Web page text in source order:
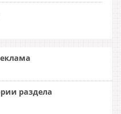
раздела